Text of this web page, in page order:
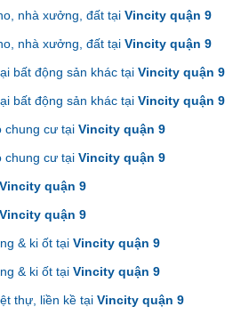
nhà xưởng, đất tại Vincity quận 9
nhà xưởng, đất tại Vincity quận 9
bất động sản khác tại Vincity quận 9
bất động sản khác tại Vincity quận 9
chung cư tại Vincity quận 9
chung cư tại Vincity quận 9
Vincity quận 9
Vincity quận 9
& ki ốt tại Vincity quận 9
& ki ốt tại Vincity quận 9
thự, liền kề tại Vincity quận 9